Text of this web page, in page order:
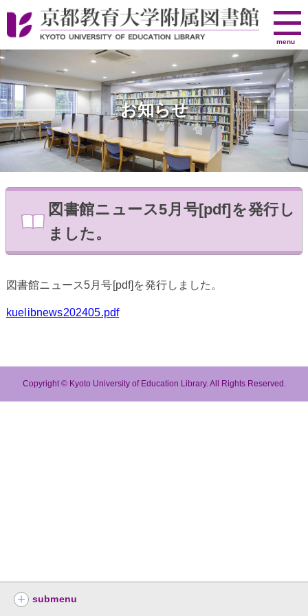
submenu
京
都
教
育
大
学
附
属
図
書
menu
お知らせ
図書館ニュース5月号[pdf]を発行し
ました。
図書館ニュース5月号[pdf]を発行しました。
kuelibnews202405.pdf
Copyright © Kyoto University of Education Library. All Rights Reserved.